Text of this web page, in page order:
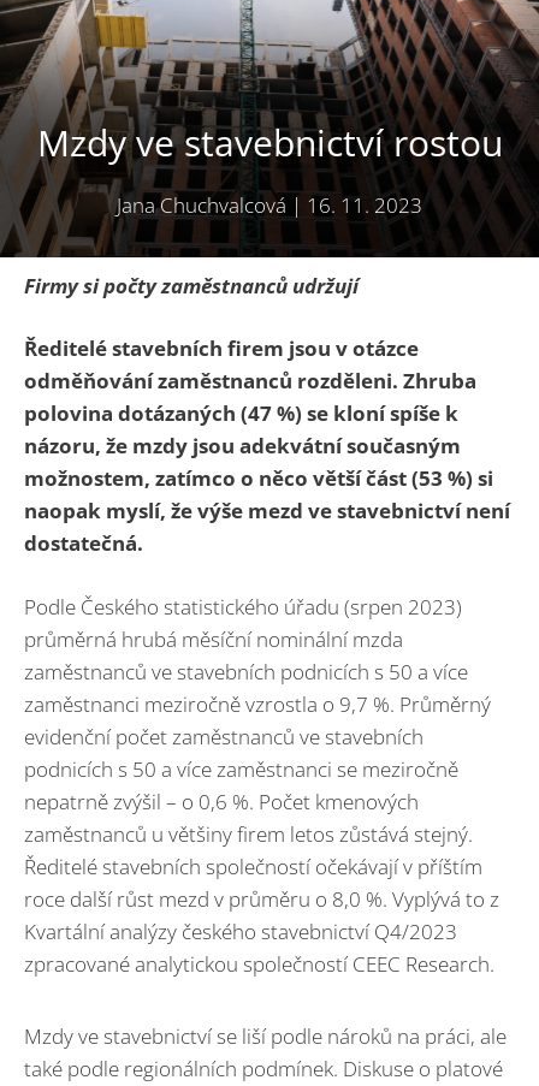
Mzdy ve stavebnictví rostou
Jana Chuchvalcová | 16. 11. 2023
Firmy si počty zaměstnanců udržují
Ředitelé stavebních firem jsou v otázce
odměňování zaměstnanců rozděleni. Zhruba
polovina dotázaných (47 %) se kloní spíše k
názoru, že mzdy jsou adekvátní současným
možnostem, zatímco o něco větší část (53 %) si
naopak myslí, že výše mezd ve stavebnictví není
dostatečná.
Podle Českého statistického úřadu (srpen 2023)
průměrná hrubá měsíční nominální mzda
zaměstnanců ve stavebních podnicích s 50 a více
zaměstnanci meziročně vzrostla o 9,7 %. Průměrný
evidenční počet zaměstnanců ve stavebních
podnicích s 50 a více zaměstnanci se meziročně
nepatrně zvýšil – o 0,6 %. Počet kmenových
zaměstnanců u většiny firem letos zůstává stejný.
Ředitelé stavebních společností očekávají v příštím
roce další růst mezd v průměru o 8,0 %. Vyplývá to z
Kvartální analýzy českého stavebnictví Q4/2023
zpracované analytickou společností CEEC Research.
Mzdy ve stavebnictví se liší podle nároků na práci, ale
také podle regionálních podmínek. Diskuse o platové